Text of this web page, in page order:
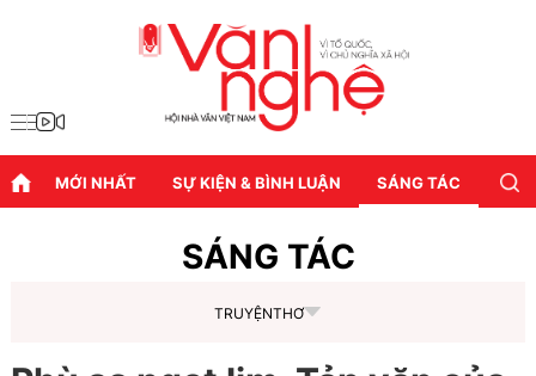
MỚI NHẤT SỰ KIỆN & BÌNH LUẬN SÁNG TÁC
SÁNG TÁC
TRUYỆNTHƠ